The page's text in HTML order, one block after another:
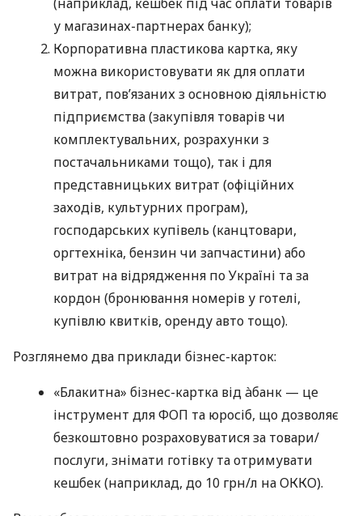
у магазинах-партнерах банку);
Корпоративна пластикова картка, яку
можна використовувати як для оплати
витрат, пов’язаних з основною діяльністю
підприємства (закупівля товарів чи
комплектувальних, розрахунки з
постачальниками тощо), так і для
представницьких витрат (офіційних
заходів, культурних програм),
господарських купівель (канцтовари,
оргтехніка, бензин чи запчастини) або
витрат на відрядження по Україні та за
кордон (бронювання номерів у готелі,
купівлю квитків, оренду авто тощо).
Розглянемо два приклади бізнес-карток:
«Блакитна» бізнес-картка від àбанк — це
інструмент для ФОП та юросіб, що дозволяє
безкоштовно розраховуватися за товари/
послуги, знімати готівку та отримувати
кешбек (наприклад, до 10 грн/л на ОККО).